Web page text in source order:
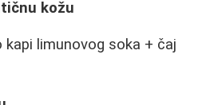
kožu
kapi limunovog soka + čaj